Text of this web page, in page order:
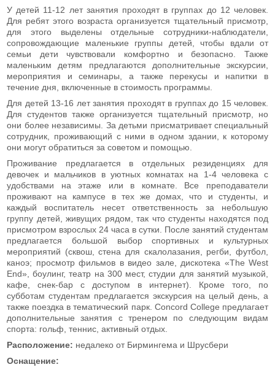
У детей 11-12 лет занятия проходят в группах до 12 человек.
Для ребят этого возраста организуется тщательный присмотр,
для этого выделены отдельные сотрудники-наблюдатели,
сопровождающие маленькие группы детей, чтобы вдали от
семьи дети чувствовали комфортно и безопасно. Также
маленьким детям предлагаются дополнительные экскурсии,
мероприятия и семинары, а также перекусы и напитки в
течение дня, включенные в стоимость программы.
Для детей 13-16 лет занятия проходят в группах до 15 человек.
Для студентов также организуется тщательный присмотр, но
они более независимы. За детьми присматривает специальный
сотрудник, проживающий с ними в одном здании, к которому
они могут обратиться за советом и помощью.
Проживание предлагается в отдельных резиденциях для
девочек и мальчиков в уютных комнатах на 1-4 человека с
удобствами на этаже или в комнате. Все преподаватели
проживают на кампусе в тех же домах, что и студенты, и
каждый воспитатель несет ответственность за небольшую
группу детей, живущих рядом, так что студенты находятся под
присмотром взрослых 24 часа в сутки. После занятий студентам
предлагается большой выбор спортивных и культурных
мероприятий (сквош, стена для скалолазания, регби, футбол,
каноэ; просмотр фильмов в видео зале, дискотека «The West
End», боулинг, театр на 300 мест, студии для занятий музыкой,
кафе, снек-бар с доступом в интернет). Кроме того, по
субботам студентам предлагается экскурсия на целый день, а
также поездка в тематический парк. Concord College предлагает
дополнительные занятия с тренером по следующим видам
спорта: гольф, теннис, активный отдых.
Расположение: недалеко от Бирмингема и Шрусбери
Оснащение: